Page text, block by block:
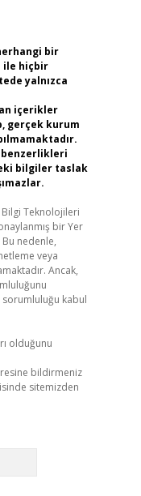
bir
ile hiçbir
yalnızca
içerikler
gerçek kurum
benzerlikleri
bilgiler taslak
Bilgi Teknolojileri
bir Yer
Bu nedenle,
veya
Ancak,
kabul
olduğunu
bildirmeniz
sitemizden